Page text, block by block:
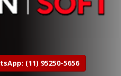
(11) 95250-5656